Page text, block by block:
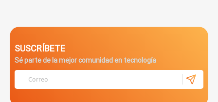
SUSCRÍBETE
Sé parte de la mejor comunidad en tecnología